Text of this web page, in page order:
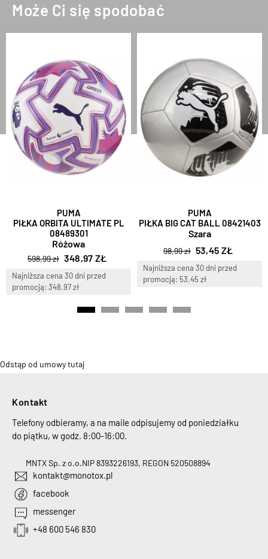
Może Ci się spodobać
PUMA
PIŁKA ORBITA ULTIMATE PL
08489301
Różowa
598,99 zł 348,97 ZŁ
Najniższa cena 30 dni przed
promocją: 348.97 zł
PUMA
PIŁKA BIG CAT BALL 08421403
Szara
98,99 zł 53,45 ZŁ
Najniższa cena 30 dni przed
promocją: 53.45 zł
Odstąp od umowy tutaj
Kontakt
Telefony odbieramy, a na maile odpisujemy od poniedziałku
do piątku, w godz. 8:00-16:00.
MNTX Sp. z o.o.NIP 8393226193, REGON 520508894
kontakt@monotox.pl
facebook
messenger
+48 600 546 830